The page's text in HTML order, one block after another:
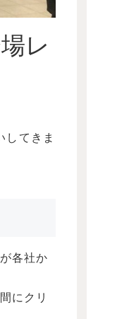
レ
てきま
各社か
にクリ